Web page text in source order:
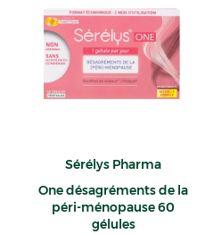
Sérélys Pharma
One désagréments de la
péri-ménopause 60
gélules